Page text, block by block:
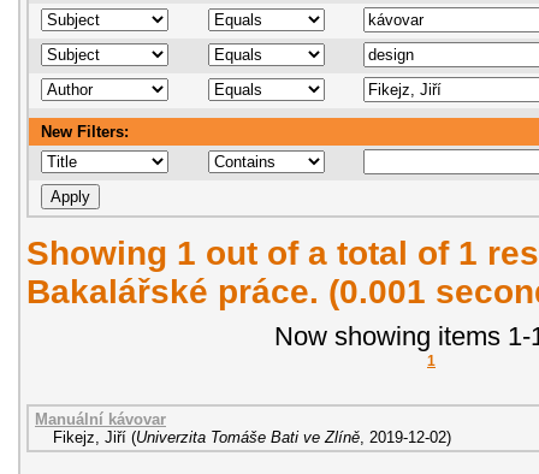
New Filters:
Showing 1 out of a total of 1
Bakalářské práce. (0.001
Now showing items 1-
1
Manuální kávovar
Fikejz, Jiří (Univerzita Tomáše Bati ve Zlíně, 2019-12-02)